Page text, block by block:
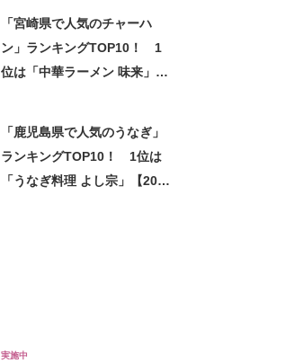
「宮崎県で人気のチャーハ
ン」ランキングTOP10！ 1
位は「中華ラーメン 味来」
「鹿児島県で人気のうなぎ」
ランキングTOP10！ 1位は
「うなぎ料理 よし宗」【2024
実施中